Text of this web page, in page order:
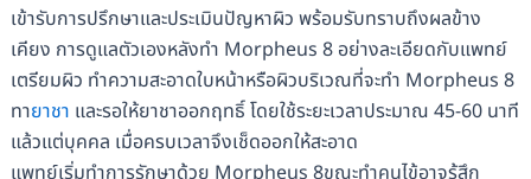
เข้ารับการปรึกษาและประเมินปัญหาผิว พร้อมรับทราบถึงผลข้าง
เคียง การดูแลตัวเองหลังทำ Morpheus 8 อย่างละเอียดกับแพทย์
เตรียมผิว ทำความสะอาดใบหน้าหรือผิวบริเวณที่จะทำ Morpheus 8
ทายาชา และรอให้ยาชาออกฤทธิ์ โดยใช้ระยะเวลาประมาณ 45-60 นาที
แล้วแต่บุคคล เมื่อครบเวลาจึงเช็ดออกให้สะอาด
แพทย์เริ่มทำการรักษาด้วย Morpheus 8ขณะทำคนไข้อาจรู้สึก